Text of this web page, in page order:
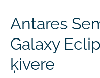
Antares
Galaxy
ķivere